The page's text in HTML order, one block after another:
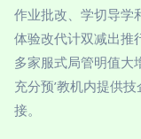
作业批改、学切导学
体验改代计双减出推
多家服式局管明值大
充分预’教机内提供
接。